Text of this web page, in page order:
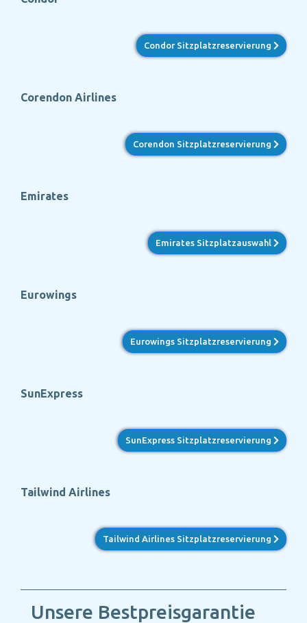
Condor Sitzplatzreservierung
Corendon Airlines
Corendon Sitzplatzreservierung
Emirates
Emirates Sitzplatzauswahl
Eurowings
Eurowings Sitzplatzreservierung
SunExpress
SunExpress Sitzplatzreservierung
Tailwind Airlines
Tailwind Airlines Sitzplatzreservierung
Unsere Bestpreisgarantie